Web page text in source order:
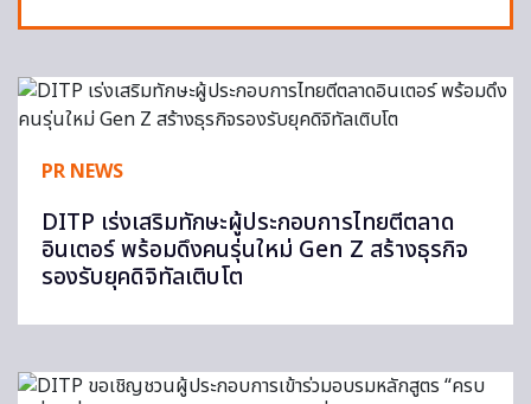
PR NEWS
DITP เร่งเสริมทักษะผู้ประกอบการไทยตีตลาด
อินเตอร์ พร้อมดึงคนรุ่นใหม่ Gen Z สร้างธุรกิจ
รองรับยุคดิจิทัลเติบโต